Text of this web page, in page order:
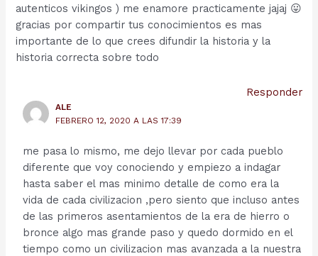
autenticos vikingos ) me enamore practicamente jajaj 😛
gracias por compartir tus conocimientos es mas
importante de lo que crees difundir la historia y la
historia correcta sobre todo
Responder
ALE
FEBRERO 12, 2020 A LAS 17:39
me pasa lo mismo, me dejo llevar por cada pueblo
diferente que voy conociendo y empiezo a indagar
hasta saber el mas minimo detalle de como era la
vida de cada civilizacion ,pero siento que incluso antes
de las primeros asentamientos de la era de hierro o
bronce algo mas grande paso y quedo dormido en el
tiempo como un civilizacion mas avanzada a la nuestra